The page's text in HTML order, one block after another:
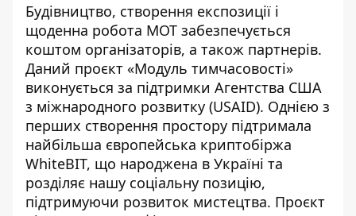
Будівництво, створення експозиції і
щоденна робота МОТ забезпечується
коштом організаторів, а також партнерів.
Даний проєкт «Модуль тимчасовості»
виконується за підтримки Агентства США
з міжнародного розвитку (USAID). Однією з
перших створення простору підтримала
найбільша європейська криптобіржа
WhiteBIT, що народжена в Україні та
розділяє нашу соціальну позицію,
підтримуючи розвиток мистецтва. Проєкт